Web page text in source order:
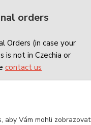
orders
Orders (in case your
is not in Czechia or
contact us
aby Vám mohli